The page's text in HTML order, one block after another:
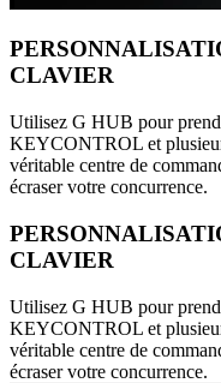
CLAVIER
Utilisez G HUB pour
KEYCONTROL et
véritable centre de
écraser votre concurrence.
CLAVIER
Utilisez G HUB pour
KEYCONTROL et
véritable centre de
écraser votre concurrence.